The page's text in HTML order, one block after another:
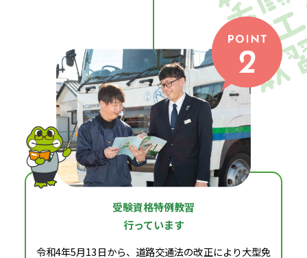
受験資格特例教習
行っています
令和4年5月13日から、道路交通法の改正により大型免